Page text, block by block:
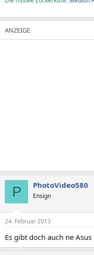
P PhotoVideo580
Ensign
24. Februar 2013
Es gibt doch auch ne